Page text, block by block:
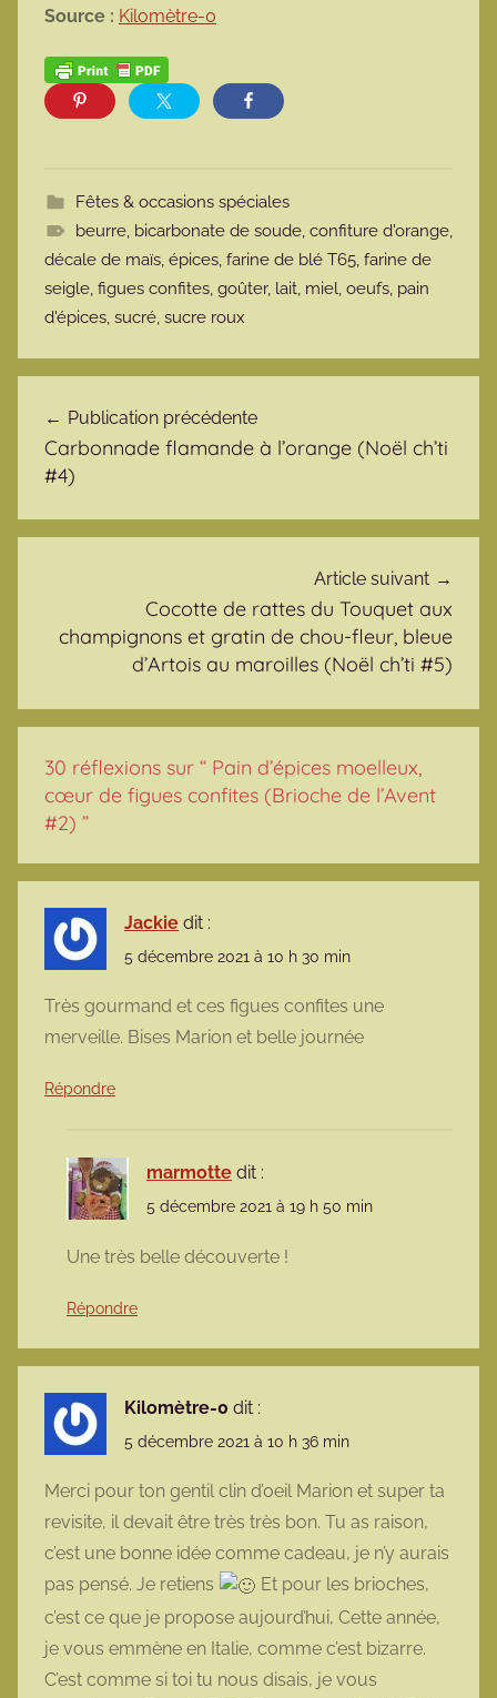
Source : Kilomètre-0
Fêtes & occasions spéciales
beurre, bicarbonate de soude, confiture d'orange,
décale de maïs, épices, farine de blé T65, farine de
seigle, figues confites, goûter, lait, miel, oeufs, pain
d'épices, sucré, sucre roux
Publication précédente
Carbonnade flamande à l’orange (Noël ch’ti
#4)
Article suivant
Cocotte de rattes du Touquet aux
champignons et gratin de chou-fleur, bleue
d’Artois au maroilles (Noël ch’ti #5)
30 réflexions sur “ Pain d’épices moelleux,
cœur de figues confites (Brioche de l’Avent
#2) ”
Jackie dit :
5 décembre 2021 à 10 h 30 min
Très gourmand et ces figues confites une
merveille. Bises Marion et belle journée
Répondre
marmotte dit :
5 décembre 2021 à 19 h 50 min
Une très belle découverte !
Répondre
Kilomètre-0 dit :
5 décembre 2021 à 10 h 36 min
Merci pour ton gentil clin d’oeil Marion et super ta
revisite, il devait être très très bon. Tu as raison,
c’est une bonne idée comme cadeau, je n’y aurais
pas pensé. Je retiens
Et pour les brioches,
c’est ce que je propose aujourd’hui, Cette année,
je vous emmène en Italie, comme c’est bizarre.
C’est comme si toi tu nous disais, je vous